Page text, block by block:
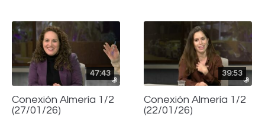
47:43
Conexión Almería 1/2
(27/01/26)
39:53
Conexión Almería 1/2
(22/01/26)